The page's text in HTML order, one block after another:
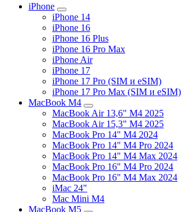
iPhone
iPhone 14
iPhone 16
iPhone 16 Plus
iPhone 16 Pro Max
iPhone Air
iPhone 17
iPhone 17 Pro (SIM и eSIM)
iPhone 17 Pro Max (SIM и eSIM)
MacBook M4
MacBook Air 13,6" M4 2025
MacBook Air 15,3" M4 2025
MacBook Pro 14" M4 2024
MacBook Pro 14" M4 Pro 2024
MacBook Pro 14" M4 Max 2024
MacBook Pro 16" M4 Pro 2024
MacBook Pro 16" M4 Max 2024
iMac 24"
Mac Mini M4
MacBook M5